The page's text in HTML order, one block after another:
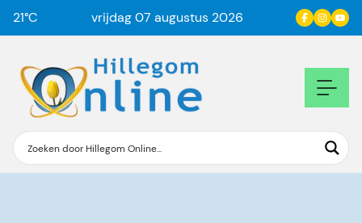
21°C vrijdag 07 augustus 2026